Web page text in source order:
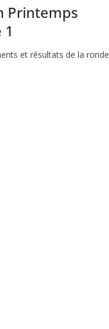
Printemps
et résultats de la ronde